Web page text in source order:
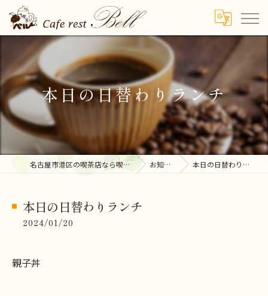
本日の日替わりランチ
名古屋市港区の喫茶店なら喫茶ベル お知らせ 本日の日替わりランチ
本日の日替わりランチ
2024/01/20
親子丼